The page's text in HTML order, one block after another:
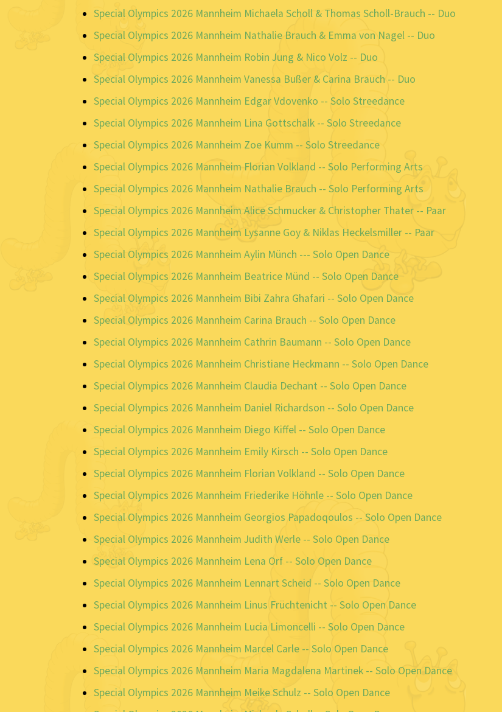
Special Olympics 2026 Mannheim Michaela Scholl & Thomas Scholl-Brauch -- Duo
Special Olympics 2026 Mannheim Nathalie Brauch & Emma von Nagel -- Duo
Special Olympics 2026 Mannheim Robin Jung & Nico Volz -- Duo
Special Olympics 2026 Mannheim Vanessa Bußer & Carina Brauch -- Duo
Special Olympics 2026 Mannheim Edgar Vdovenko -- Solo Streedance
Special Olympics 2026 Mannheim Lina Gottschalk -- Solo Streedance
Special Olympics 2026 Mannheim Zoe Kumm -- Solo Streedance
Special Olympics 2026 Mannheim Florian Volkland -- Solo Performing Arts
Special Olympics 2026 Mannheim Nathalie Brauch -- Solo Performing Arts
Special Olympics 2026 Mannheim Alice Schmucker & Christopher Thater -- Paar
Special Olympics 2026 Mannheim Lysanne Goy & Niklas Heckelsmiller -- Paar
Special Olympics 2026 Mannheim Aylin Münch --- Solo Open Dance
Special Olympics 2026 Mannheim Beatrice Münd -- Solo Open Dance
Special Olympics 2026 Mannheim Bibi Zahra Ghafari -- Solo Open Dance
Special Olympics 2026 Mannheim Carina Brauch -- Solo Open Dance
Special Olympics 2026 Mannheim Cathrin Baumann -- Solo Open Dance
Special Olympics 2026 Mannheim Christiane Heckmann -- Solo Open Dance
Special Olympics 2026 Mannheim Claudia Dechant -- Solo Open Dance
Special Olympics 2026 Mannheim Daniel Richardson -- Solo Open Dance
Special Olympics 2026 Mannheim Diego Kiffel -- Solo Open Dance
Special Olympics 2026 Mannheim Emily Kirsch -- Solo Open Dance
Special Olympics 2026 Mannheim Florian Volkland -- Solo Open Dance
Special Olympics 2026 Mannheim Friederike Höhnle -- Solo Open Dance
Special Olympics 2026 Mannheim Georgios Papadoqoulos -- Solo Open Dance
Special Olympics 2026 Mannheim Judith Werle -- Solo Open Dance
Special Olympics 2026 Mannheim Lena Orf -- Solo Open Dance
Special Olympics 2026 Mannheim Lennart Scheid -- Solo Open Dance
Special Olympics 2026 Mannheim Linus Früchtenicht -- Solo Open Dance
Special Olympics 2026 Mannheim Lucia Limoncelli -- Solo Open Dance
Special Olympics 2026 Mannheim Marcel Carle -- Solo Open Dance
Special Olympics 2026 Mannheim Maria Magdalena Martinek -- Solo Open Dance
Special Olympics 2026 Mannheim Meike Schulz -- Solo Open Dance